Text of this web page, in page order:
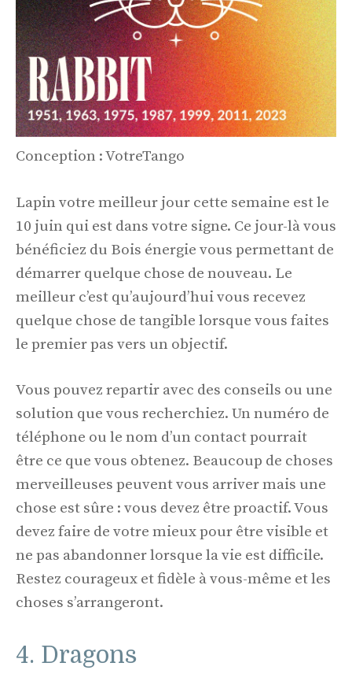
Conception : VotreTango
Lapin votre meilleur jour cette semaine est le
10 juin qui est dans votre signe. Ce jour-là vous
bénéficiez du Bois énergie vous permettant de
démarrer quelque chose de nouveau. Le
meilleur c’est qu’aujourd’hui vous recevez
quelque chose de tangible lorsque vous faites
le premier pas vers un objectif.
Vous pouvez repartir avec des conseils ou une
solution que vous recherchiez. Un numéro de
téléphone ou le nom d’un contact pourrait
être ce que vous obtenez. Beaucoup de choses
merveilleuses peuvent vous arriver mais une
chose est sûre : vous devez être proactif. Vous
devez faire de votre mieux pour être visible et
ne pas abandonner lorsque la vie est difficile.
Restez courageux et fidèle à vous-même et les
choses s’arrangeront.
4. Dragons